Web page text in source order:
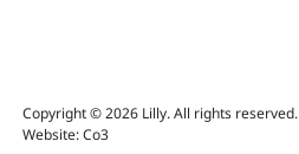
Copyright © 2026 Lilly. All rights reserved.
Website: Co3